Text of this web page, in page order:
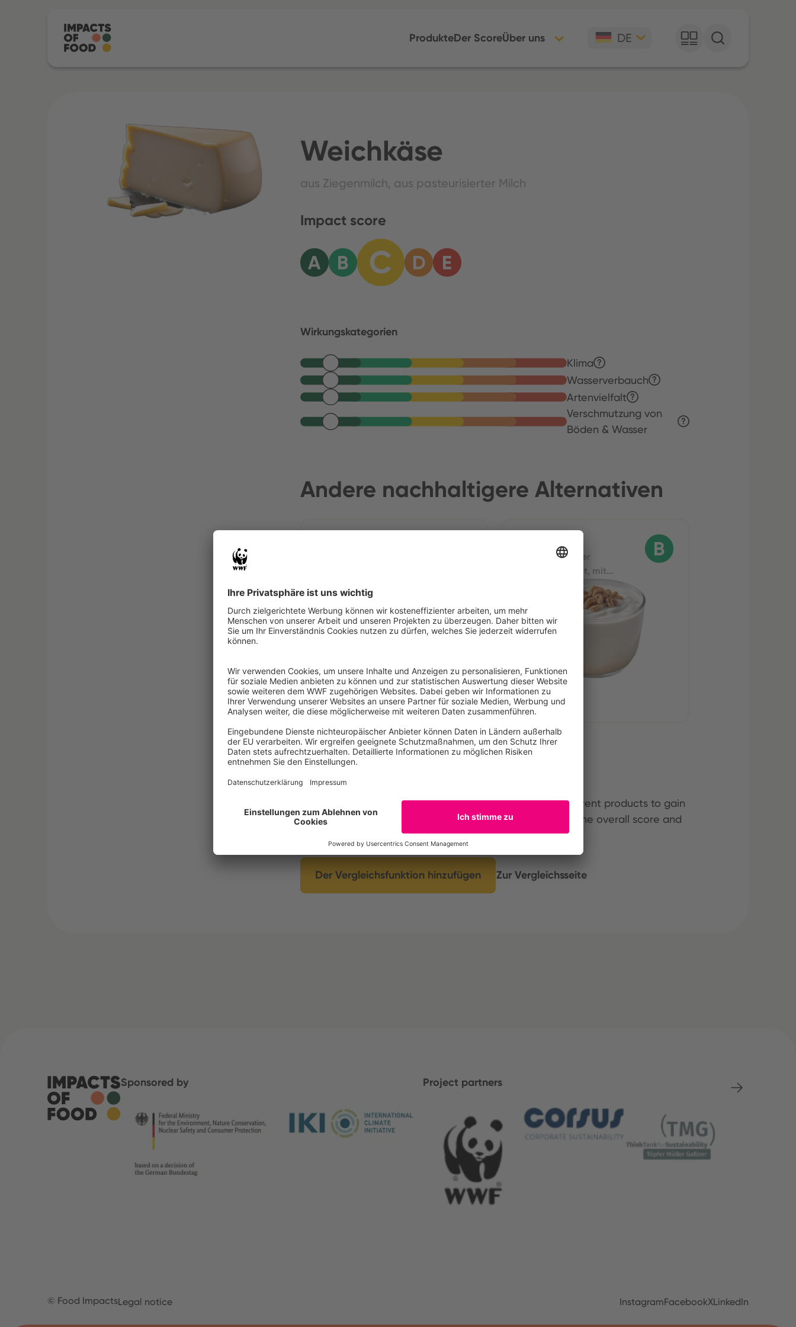
ProdukteDer ScoreÜber uns DE
Weichkäse
aus Ziegenmilch, aus pasteurisierter Milch
Impact score
Wirkungskategorien
Klima
Wasserverbauch
Artenvielfalt
Verschmutzung von
Böden & Wasser
Andere nachhaltigere Alternativen
Sauermilch oder
Milchspezialität, mit
Vergleiche einzelne Produkte
Compare the environmental footprint of up to three different products to gain
insights into similarities and differences, examining both the overall score and
Der Vergleichsfunktion hinzufügen Zur Vergleichsseite
Sponsored by Project partners
© Food ImpactsLegal notice InstagramFacebookXLinkedIn